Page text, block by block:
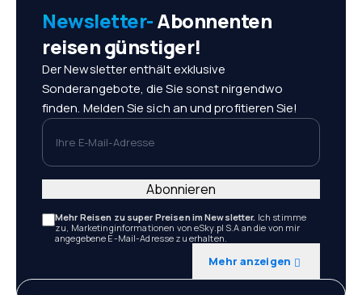
Newsletter-Abonnenten
reisen günstiger!
Der Newsletter enthält exklusive
Sonderangebote, die Sie sonst nirgendwo
finden. Melden Sie sich an und profitieren Sie!
Ihre E-Mail-Adresse
Mehr Reisen zu super Preisen im Newsletter. Ich stimme
zu, Marketinginformationen von eSky.pl S.A an die von mir
angegebene E-Mail-Adresse zu erhalten.
Mehr anzeigen
Abonnieren